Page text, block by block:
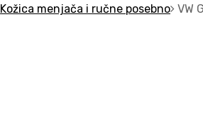
Kožica menjača i ručne posebno VW